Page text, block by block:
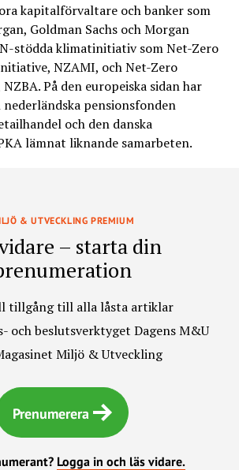
kapitalförvaltare och banker som
Goldman Sachs och Morgan
stödda klimatinitiativ som Net-Zero
NZAMI, och Net-Zero
På den europeiska sidan har
nederländska pensionsfonden
och den danska
lämnat liknande samarbeten.
& UTVECKLING PREMIUM
– starta din
tillgång till alla låsta artiklar
och beslutsverktyget Dagens M&U
Miljö & Utveckling
Prenumerera
Logga in och läs vidare.